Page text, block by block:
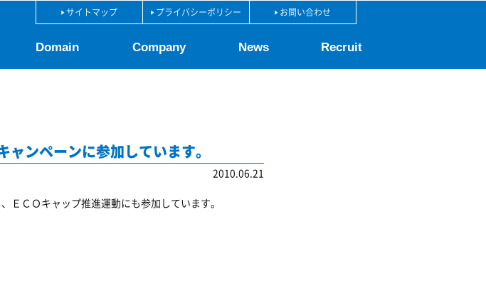
Domain Company News Recruit
サイトマップ プライバシーポリシー お問い合わせ
ンペーンに参加しています。
2010.06.21
ＥＣＯキャップ推進運動にも参加しています。